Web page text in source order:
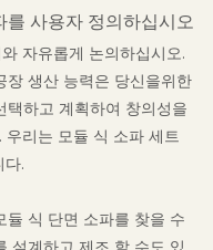
사용자 정의하십시오
자유롭게 논의하십시오.
장 생산 능력은 당신을위한
하고 계획하여 창의성을
리는 모듈 식 소파 세트
다.
듈 식 단면 소파를 찾을 수